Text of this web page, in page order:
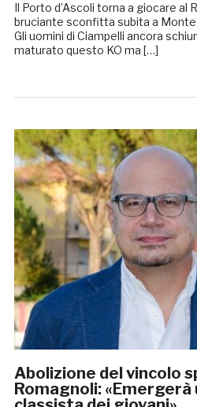
Il Porto d’Ascoli torna a giocare al
bruciante sconfitta subita a
Gli uomini di Ciampelli ancora
maturato questo KO ma […]
Abolizione del vincolo
Romagnoli: «Emergerà